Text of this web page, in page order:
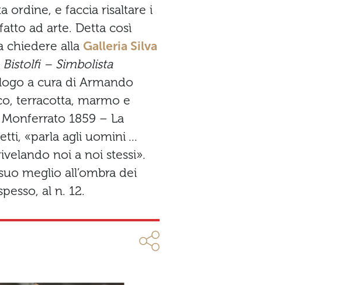
ordine, e faccia risaltare i
ad arte. Detta così
chiedere alla Galleria Silva
– Simbolista
a cura di Armando
terracotta, marmo e
1859 – La
«parla agli uomini ...
noi a noi stessi».
meglio all’ombra dei
al n. 12.